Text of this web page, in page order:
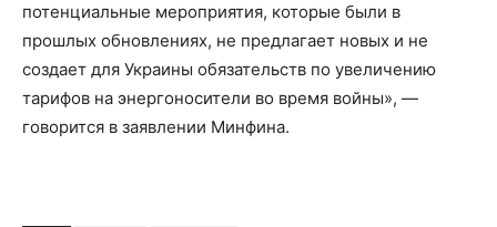
потенциальные мероприятия, которые были в
прошлых обновлениях, не предлагает новых и не
создает для Украины обязательств по увеличению
тарифов на энергоносители во время войны», —
говорится в заявлении Минфина.